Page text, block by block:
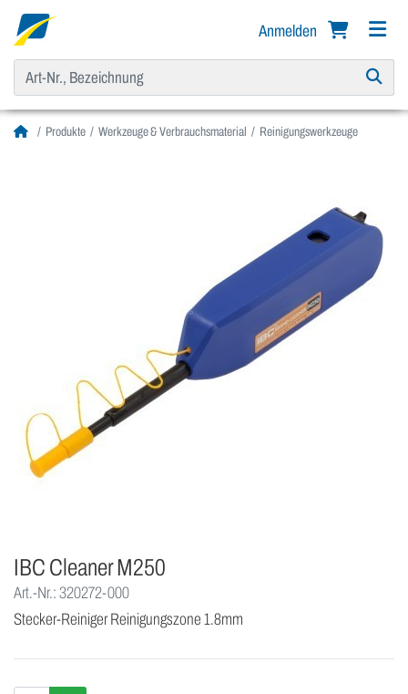
Anmelden
Produkte Werkzeuge & Verbrauchsmaterial Reinigungswerkzeuge
IBC Cleaner M250
Art.-Nr.: 320272-000
Stecker-Reiniger Reinigungszone 1.8mm